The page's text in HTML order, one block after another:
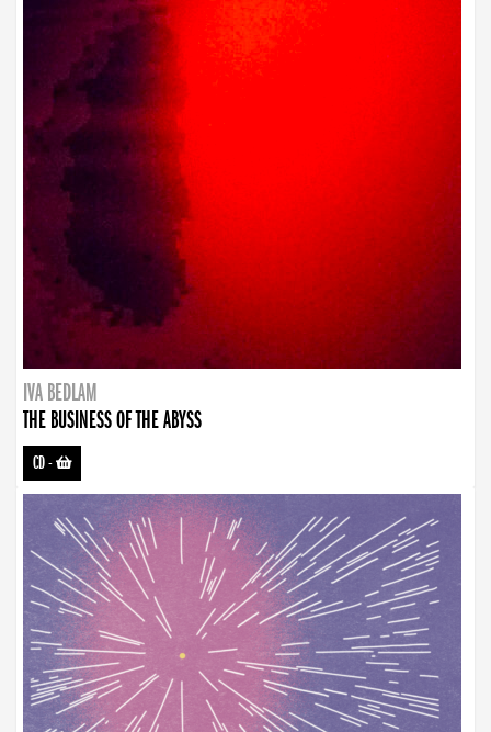
IVA BEDLAM
THE BUSINESS OF THE ABYSS
CD-